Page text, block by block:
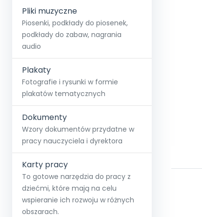
Pliki muzyczne
Piosenki, podkłady do piosenek,
podkłady do zabaw, nagrania
audio
Plakaty
Fotografie i rysunki w formie
plakatów tematycznych
Dokumenty
Wzory dokumentów przydatne w
pracy nauczyciela i dyrektora
Karty pracy
To gotowe narzędzia do pracy z
dziećmi, które mają na celu
wspieranie ich rozwoju w różnych
obszarach.